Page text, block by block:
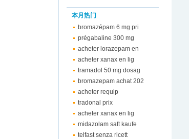
本月热门
bromazépam 6 mg pri
prégabaline 300 mg
acheter lorazepam en
acheter xanax en lig
tramadol 50 mg dosag
bromazepam achat 202
acheter requip
tradonal prix
acheter xanax en lig
midazolam saft kaufe
telfast senza ricett